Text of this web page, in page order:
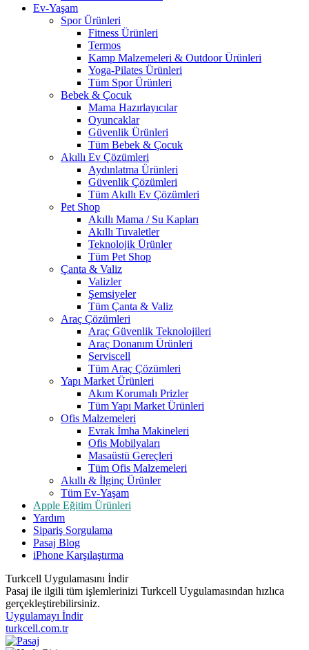
Ev-Yaşam
Spor Ürünleri
Fitness Ürünleri
Termos
Kamp Malzemeleri & Outdoor Ürünleri
Yoga-Pilates Ürünleri
Tüm Spor Ürünleri
Bebek & Çocuk
Mama Hazırlayıcılar
Oyuncaklar
Güvenlik Ürünleri
Tüm Bebek & Çocuk
Akıllı Ev Çözümleri
Aydınlatma Ürünleri
Güvenlik Çözümleri
Tüm Akıllı Ev Çözümleri
Pet Shop
Akıllı Mama / Su Kapları
Akıllı Tuvaletler
Teknolojik Ürünler
Tüm Pet Shop
Çanta & Valiz
Valizler
Şemsiyeler
Tüm Çanta & Valiz
Araç Çözümleri
Araç Güvenlik Teknolojileri
Araç Donanım Ürünleri
Serviscell
Tüm Araç Çözümleri
Yapı Market Ürünleri
Akım Korumalı Prizler
Tüm Yapı Market Ürünleri
Ofis Malzemeleri
Evrak İmha Makineleri
Ofis Mobilyaları
Masaüstü Gereçleri
Tüm Ofis Malzemeleri
Akıllı & İlginç Ürünler
Tüm Ev-Yaşam
Apple Eğitim Ürünleri
Yardım
Sipariş Sorgulama
Pasaj Blog
iPhone Karşılaştırma
Turkcell Uygulamasını İndir
Pasaj ile ilgili tüm işlemlerinizi Turkcell Uygulamasından hızlıca
gerçekleştirebilirsiniz.
Uygulamayı İndir
turkcell.com.tr